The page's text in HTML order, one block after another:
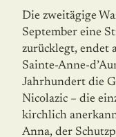
Die zweitägige
September eine
zurücklegt, endet
Sainte-Anne-
Jahrhundert die
Nicolazic – die
kirchlich
Anna, der